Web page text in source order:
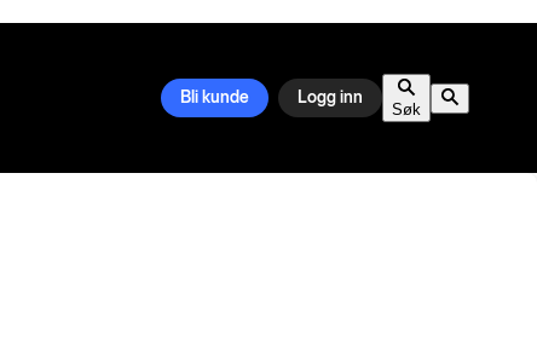
Bli kunde Logg inn
Søk